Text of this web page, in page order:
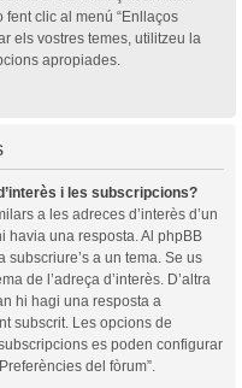
fent clic al menú “Enllaços
els vostres temes, utilitzeu la
apropiades.
i les subscripcions?
a les adreces d’interès d’un
havia una resposta. Al phpBB
subscriure’s a un tema. Se us
de l’adreça d’interès. D’altra
hi hagi una resposta a
subscrit. Les opcions de
es poden configurar
del fòrum”.